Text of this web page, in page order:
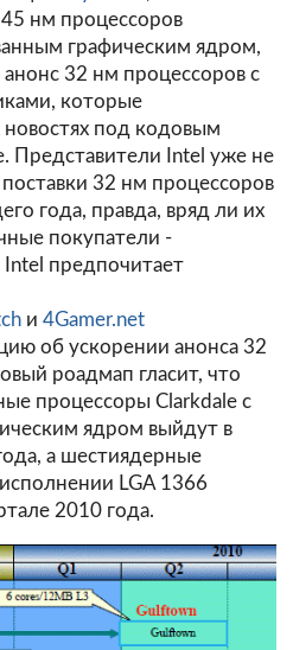
нм процессоров
графическим ядром,
32 нм процессоров с
которые
под кодовым
Представители Intel уже не
32 нм процессоров
года, правда, вряд ли их
покупатели -
предпочитает
и 4Gamer.net
об ускорении анонса 32
роадмап гласит, что
процессоры Clarkdale с
ядром выйдут в
а шестиядерные
LGA 1366
2010 года.